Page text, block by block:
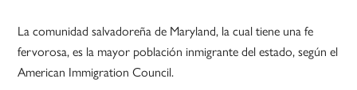
La comunidad salvadoreña de Maryland, la cual tiene una fe
fervorosa, es la mayor población inmigrante del estado, según el
American Immigration Council.